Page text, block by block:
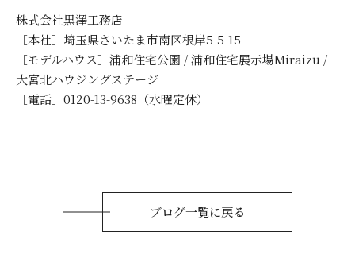
株式会社黒澤工務店
［本社］埼玉県さいたま市南区根岸5-5-15
［モデルハウス］浦和住宅公園 / 浦和住宅展示場Miraizu /
大宮北ハウジングステージ
［電話］0120-13-9638（水曜定休）
ブログ一覧に戻る